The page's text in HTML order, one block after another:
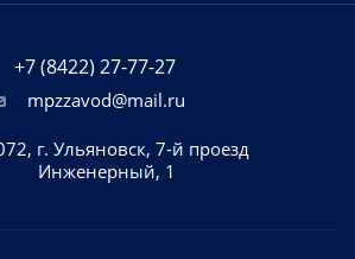
+7 (8422) 27-77-27
mpzzavod@mail.ru
г. Ульяновск, 7-й проезд
Инженерный, 1